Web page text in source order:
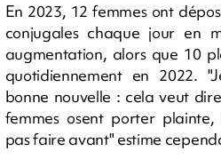
En 2023, 12 femmes ont
conjugales chaque jour en
augmentation, alors que 10
quotidiennement en 2022.
bonne nouvelle : cela veut
femmes osent porter plainte,
pas faire avant" estime